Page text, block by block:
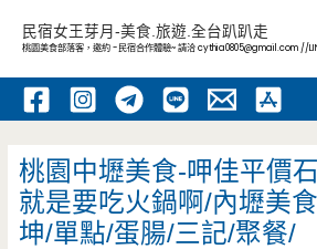
內
民宿女王芽月-美食.旅遊.全台趴趴走
桃園美食部落客，邀約 -民宿合作體驗~ 請洽cythia0805@gmail.com //
桃園中壢美食-呷佳平價
就是要吃火鍋啊/內壢美
坤/單點/蛋腸/三記/聚餐/